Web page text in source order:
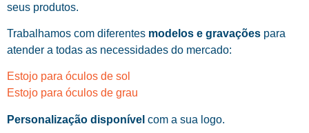
seus produtos.
Trabalhamos com diferentes modelos e gravações para
atender a todas as necessidades do mercado:
Estojo para óculos de sol
Estojo para óculos de grau
Personalização disponível com a sua logo.